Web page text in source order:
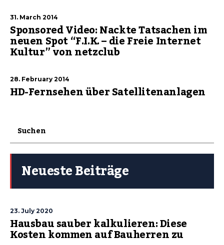
31. March 2014
Sponsored Video: Nackte Tatsachen im
neuen Spot “F.I.K. – die Freie Internet
Kultur” von netzclub
28. February 2014
HD-Fernsehen über Satellitenanlagen
Neueste Beiträge
23. July 2020
Hausbau sauber kalkulieren: Diese
Kosten kommen auf Bauherren zu